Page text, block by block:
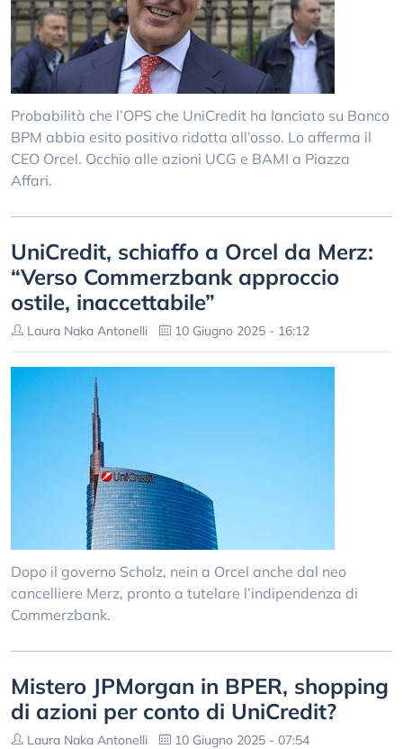
Probabilità che l’OPS che UniCredit ha lanciato su Banco
BPM abbia esito positivo ridotta all’osso. Lo afferma il
CEO Orcel. Occhio alle azioni UCG e BAMI a Piazza
Affari.
UniCredit, schiaffo a Orcel da Merz:
“Verso Commerzbank approccio
ostile, inaccettabile”
Laura Naka Antonelli 10 Giugno 2025 - 16:12
Dopo il governo Scholz, nein a Orcel anche dal neo
cancelliere Merz, pronto a tutelare l’indipendenza di
Commerzbank.
Mistero JPMorgan in BPER, shopping
di azioni per conto di UniCredit?
Laura Naka Antonelli 10 Giugno 2025 - 07:54